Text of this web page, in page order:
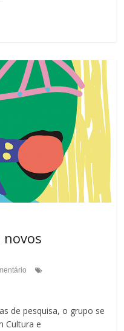
novos
de pesquisa, o grupo se
Cultura e